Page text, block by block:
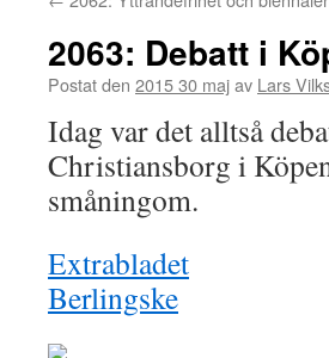
2063: Debatt i
Postat den 2015 30 majav Lars
Idag var det alltså
Christiansborg i
småningom.
Extrabladet
Berlingske